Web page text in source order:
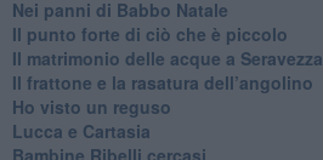
Nei panni di Babbo Natale
​Il punto forte di ciò che è piccolo
​Il matrimonio delle acque a Seravezza
​Il frattone e la rasatura dell’angolino
​Ho visto un reguso
Lucca e Cartasia
Bambine Ribelli cercasi